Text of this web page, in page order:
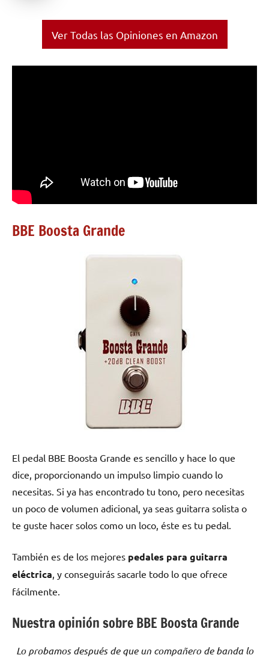
Ver Todas las Opiniones en Amazon
BBE Boosta Grande
El pedal BBE Boosta Grande es sencillo y hace lo que
dice, proporcionando un impulso limpio cuando lo
necesitas. Si ya has encontrado tu tono, pero necesitas
un poco de volumen adicional, ya seas guitarra solista o
te guste hacer solos como un loco, éste es tu pedal.
También es de los mejores pedales para guitarra
eléctrica , y conseguirás sacarle todo lo que ofrece
fácilmente.
Nuestra opinión sobre BBE Boosta Grande
Lo probamos después de que un compañero de banda lo